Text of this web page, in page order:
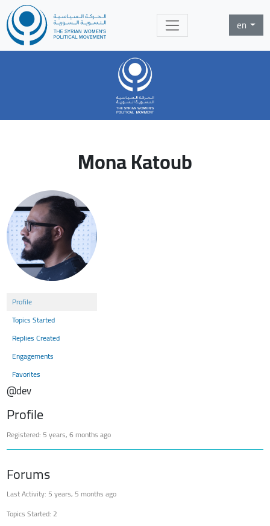
en
Mona Katoub
Profile
Topics Started
Replies Created
Engagements
Favorites
@dev
Profile
Registered: 5 years, 6 months ago
Forums
Last Activity: 5 years, 5 months ago
Topics Started: 2